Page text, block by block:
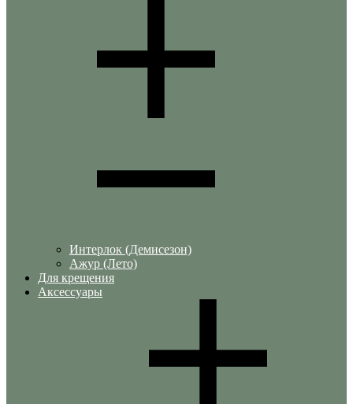
Интерлок (Демисезон)
Ажур (Лето)
Для крещения
Аксессуары